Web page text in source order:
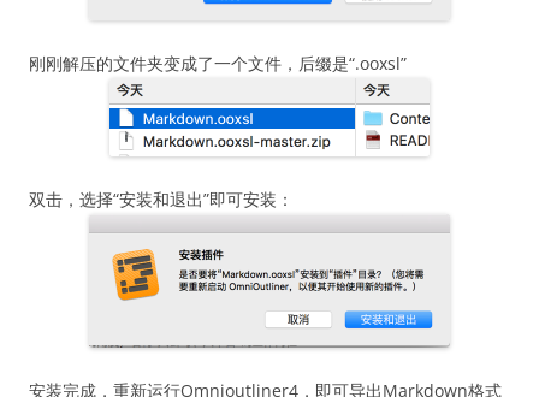
刚刚解压的文件夹变成了一个文件，后缀是“.ooxsl”
双击，选择“安装和退出”即可安装：
安装完成，重新运行Omnioutliner4，即可导出Markdown格式